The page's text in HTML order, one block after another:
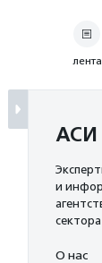
лента
АСИ
и
сектора
О нас